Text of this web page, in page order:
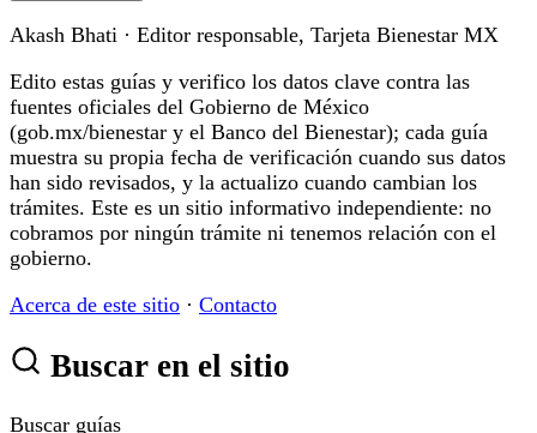
Akash Bhati · Editor responsable, Tarjeta Bienestar MX
Edito estas guías y verifico los datos clave contra las
fuentes oficiales del Gobierno de México
(gob.mx/bienestar y el Banco del Bienestar); cada guía
muestra su propia fecha de verificación cuando sus datos
han sido revisados, y la actualizo cuando cambian los
trámites. Este es un sitio informativo independiente: no
cobramos por ningún trámite ni tenemos relación con el
gobierno.
Acerca de este sitio · Contacto
Buscar en el sitio
Buscar guías